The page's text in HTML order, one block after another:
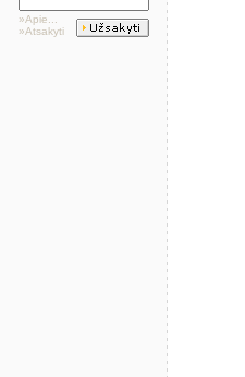
»Apie...
»Atsakyti